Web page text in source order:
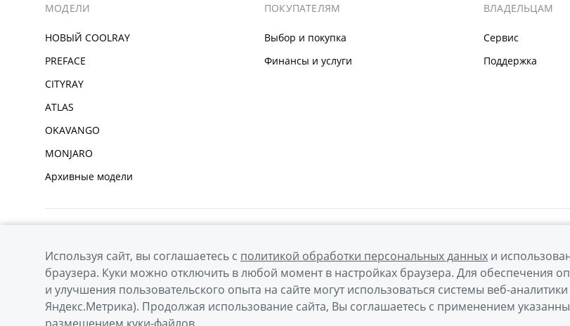
МОДЕЛИ
НОВЫЙ COOLRAY
PREFACE
CITYRAY
ATLAS
OKAVANGO
MONJARO
Архивные модели
ПОКУПАТЕЛЯМ
Выбор и покупка
Финансы и услуги
ВЛАДЕЛЬЦАМ
Сервис
Поддержка
© 2026 Официальный сайт Geely в России Политика обработки персональных данных Правовая
Используя сайт, вы соглашаетесь с политикой обработки персональных данных и
браузера. Куки можно отключить в любой момент в настройках браузера. Для обеспечения
и улучшения пользовательского опыта на сайте могут использоваться системы веб-
Яндекс.Метрика). Продолжая использование сайта, Вы соглашаетесь с применением